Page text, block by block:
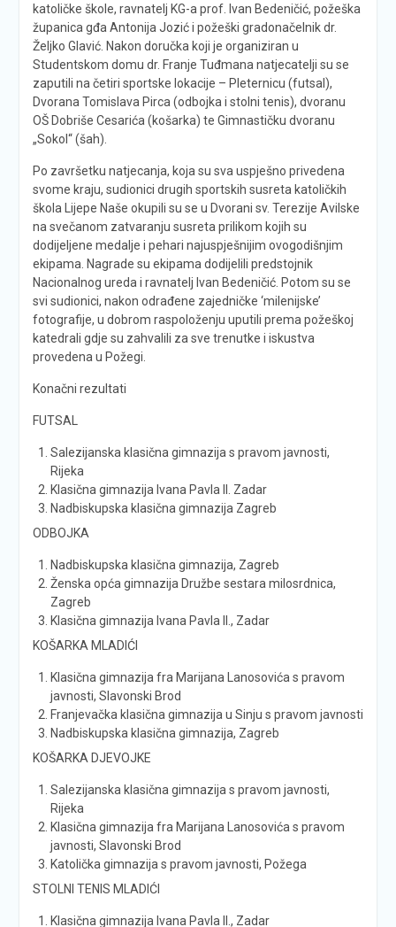
katoličke škole, ravnatelj KG-a prof. Ivan Bedeničić, požeška
županica gđa Antonija Jozić i požeški gradonačelnik dr.
Željko Glavić. Nakon doručka koji je organiziran u
Studentskom domu dr. Franje Tuđmana natjecatelji su se
zaputili na četiri sportske lokacije – Pleternicu (futsal),
Dvorana Tomislava Pirca (odbojka i stolni tenis), dvoranu
OŠ Dobriše Cesarića (košarka) te Gimnastičku dvoranu
„Sokol“ (šah).
Po završetku natjecanja, koja su sva uspješno privedena
svome kraju, sudionici drugih sportskih susreta katoličkih
škola Lijepe Naše okupili su se u Dvorani sv. Terezije Avilske
na svečanom zatvaranju susreta prilikom kojih su
dodijeljene medalje i pehari najuspješnijim ovogodišnjim
ekipama. Nagrade su ekipama dodijelili predstojnik
Nacionalnog ureda i ravnatelj Ivan Bedeničić. Potom su se
svi sudionici, nakon odrađene zajedničke ‘milenijske’
fotografije, u dobrom raspoloženju uputili prema požeškoj
katedrali gdje su zahvalili za sve trenutke i iskustva
provedena u Požegi.
Konačni rezultati
FUTSAL
Salezijanska klasična gimnazija s pravom javnosti,
Rijeka
Klasična gimnazija Ivana Pavla II. Zadar
Nadbiskupska klasična gimnazija Zagreb
ODBOJKA
Nadbiskupska klasična gimnazija, Zagreb
Ženska opća gimnazija Družbe sestara milosrdnica,
Zagreb
Klasična gimnazija Ivana Pavla II., Zadar
KOŠARKA MLADIĆI
Klasična gimnazija fra Marijana Lanosovića s pravom
javnosti, Slavonski Brod
Franjevačka klasična gimnazija u Sinju s pravom javnosti
Nadbiskupska klasična gimnazija, Zagreb
KOŠARKA DJEVOJKE
Salezijanska klasična gimnazija s pravom javnosti,
Rijeka
Klasična gimnazija fra Marijana Lanosovića s pravom
javnosti, Slavonski Brod
Katolička gimnazija s pravom javnosti, Požega
STOLNI TENIS MLADIĆI
Klasična gimnazija Ivana Pavla II., Zadar